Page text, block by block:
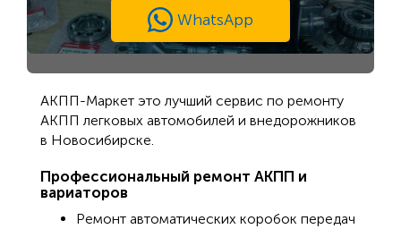
WhatsApp
AKПП-Маркет это лучший сервис по ремонту
АКПП легковых автомобилей и внедорожников
в Новосибирске.
Профессиональный ремонт АКПП и
вариаторов
Ремонт автоматических коробок передач